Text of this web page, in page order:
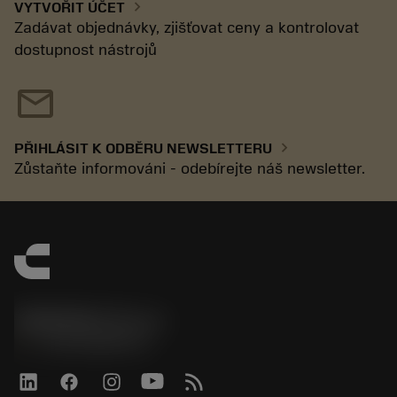
VYTVOŘIT ÚČET chevron_right
Zadávat objednávky, zjišťovat ceny a kontrolovat
dostupnost nástrojů
mail
PŘIHLÁSIT K ODBĚRU NEWSLETTERU chevron_right
Zůstaňte informováni - odebírejte náš newsletter.